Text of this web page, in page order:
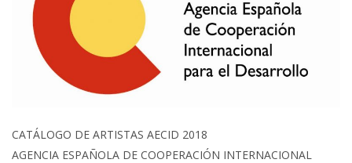
CATÁLOGO DE ARTISTAS AECID 2018
AGENCIA ESPAÑOLA DE COOPERACIÓN INTERNACIONAL